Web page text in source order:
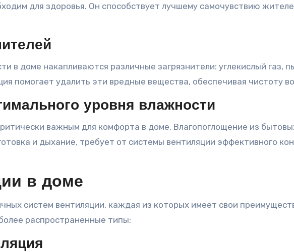
для здоровья. Он способствует лучшему самочувствию
в доме накапливаются различные загрязнители: углекислый газ,
помогает удалить эти вредные вещества, обеспечивая чистоту
уровня влажности
важным для комфорта в доме. Влагопоглощение из
и дыхание, требует от системы вентиляции эффективного
в доме
систем вентиляции, каждая из которых имеет свои
распространенные типы: